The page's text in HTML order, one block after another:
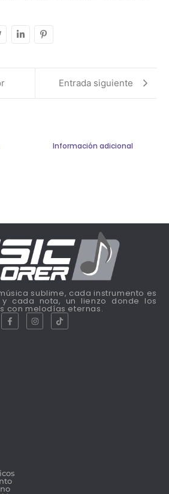
Entrada siguiente
Información adicional
sublime, cada instrumento es
cada nota, un lienzo donde los
con melodías eternas.